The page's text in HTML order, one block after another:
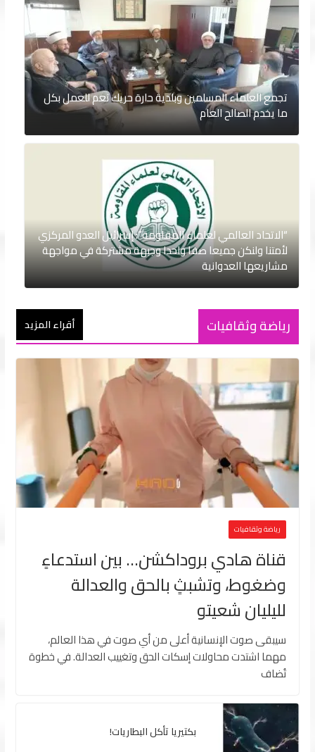
تجمع العلماء المسلمين وبلدية حارة حريك نعم للعمل بكل
ما يخدم الصالح العام
“الاتحاد العالمي لعلماء المقاومة”: إسرائيل العدو المركزي
لأمتنا ولنكن جميعا صفا واحدا وجبهة مشتركة في مواجهة
مشاريعها العدوانية
رياضة وثقافيات أقراء المزيد
رياضة وثقافيات
قناة هادي بروداكشن… بين استدعاءٍ
وضغوط، وتشبثٍ بالحق والعدالة
لليليان شعيتو
سيبقى صوت الإنسانية أعلى من أي صوت في هذا العالم،
مهما اشتدت محاولات إسكات الحق وتغييب العدالة. في خطوة
تُضاف
بكتيريا تأكل البطاريات!